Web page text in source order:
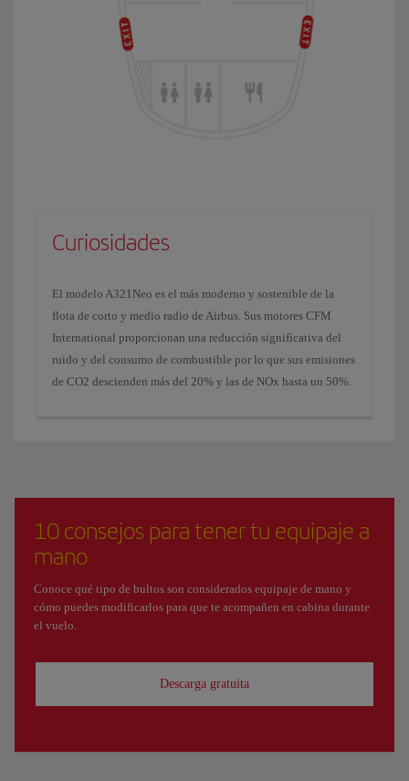
Curiosidades
El modelo A321Neo es el más moderno y sostenible de la
flota de corto y medio radio de Airbus. Sus motores CFM
International proporcionan una reducción significativa del
ruido y del consumo de combustible por lo que sus emisiones
de CO2 descienden más del 20% y las de NOx hasta un 50%.
10 consejos para tener tu equipaje a
mano
Conoce qué tipo de bultos son considerados equipaje de mano y
cómo puedes modificarlos para que te acompañen en cabina durante
el vuelo.
Descarga gratuita